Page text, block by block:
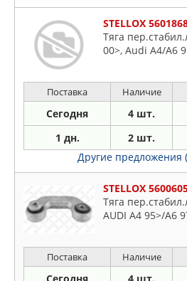
STELLOX
Тяга
00>, Audi A4/A6
Поставка Наличие
Сегодня 4 шт.
1 дн. 2 шт.
Другие предложения
STELLOX
Тяга
AUDI A4 95>/A6
Поставка Наличие
Сегодня 4 шт.